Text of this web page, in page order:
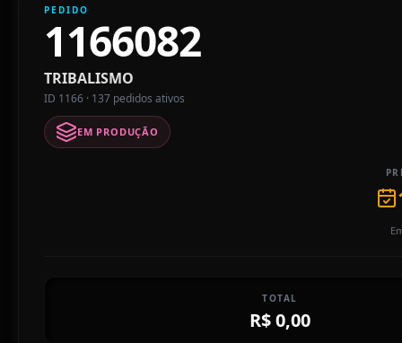
PEDIDO
1166082
TRIBALISMO
ID 1166 · 137 pedidos ativos
EM PRODUÇÃO
TOTAL
R$ 0,00